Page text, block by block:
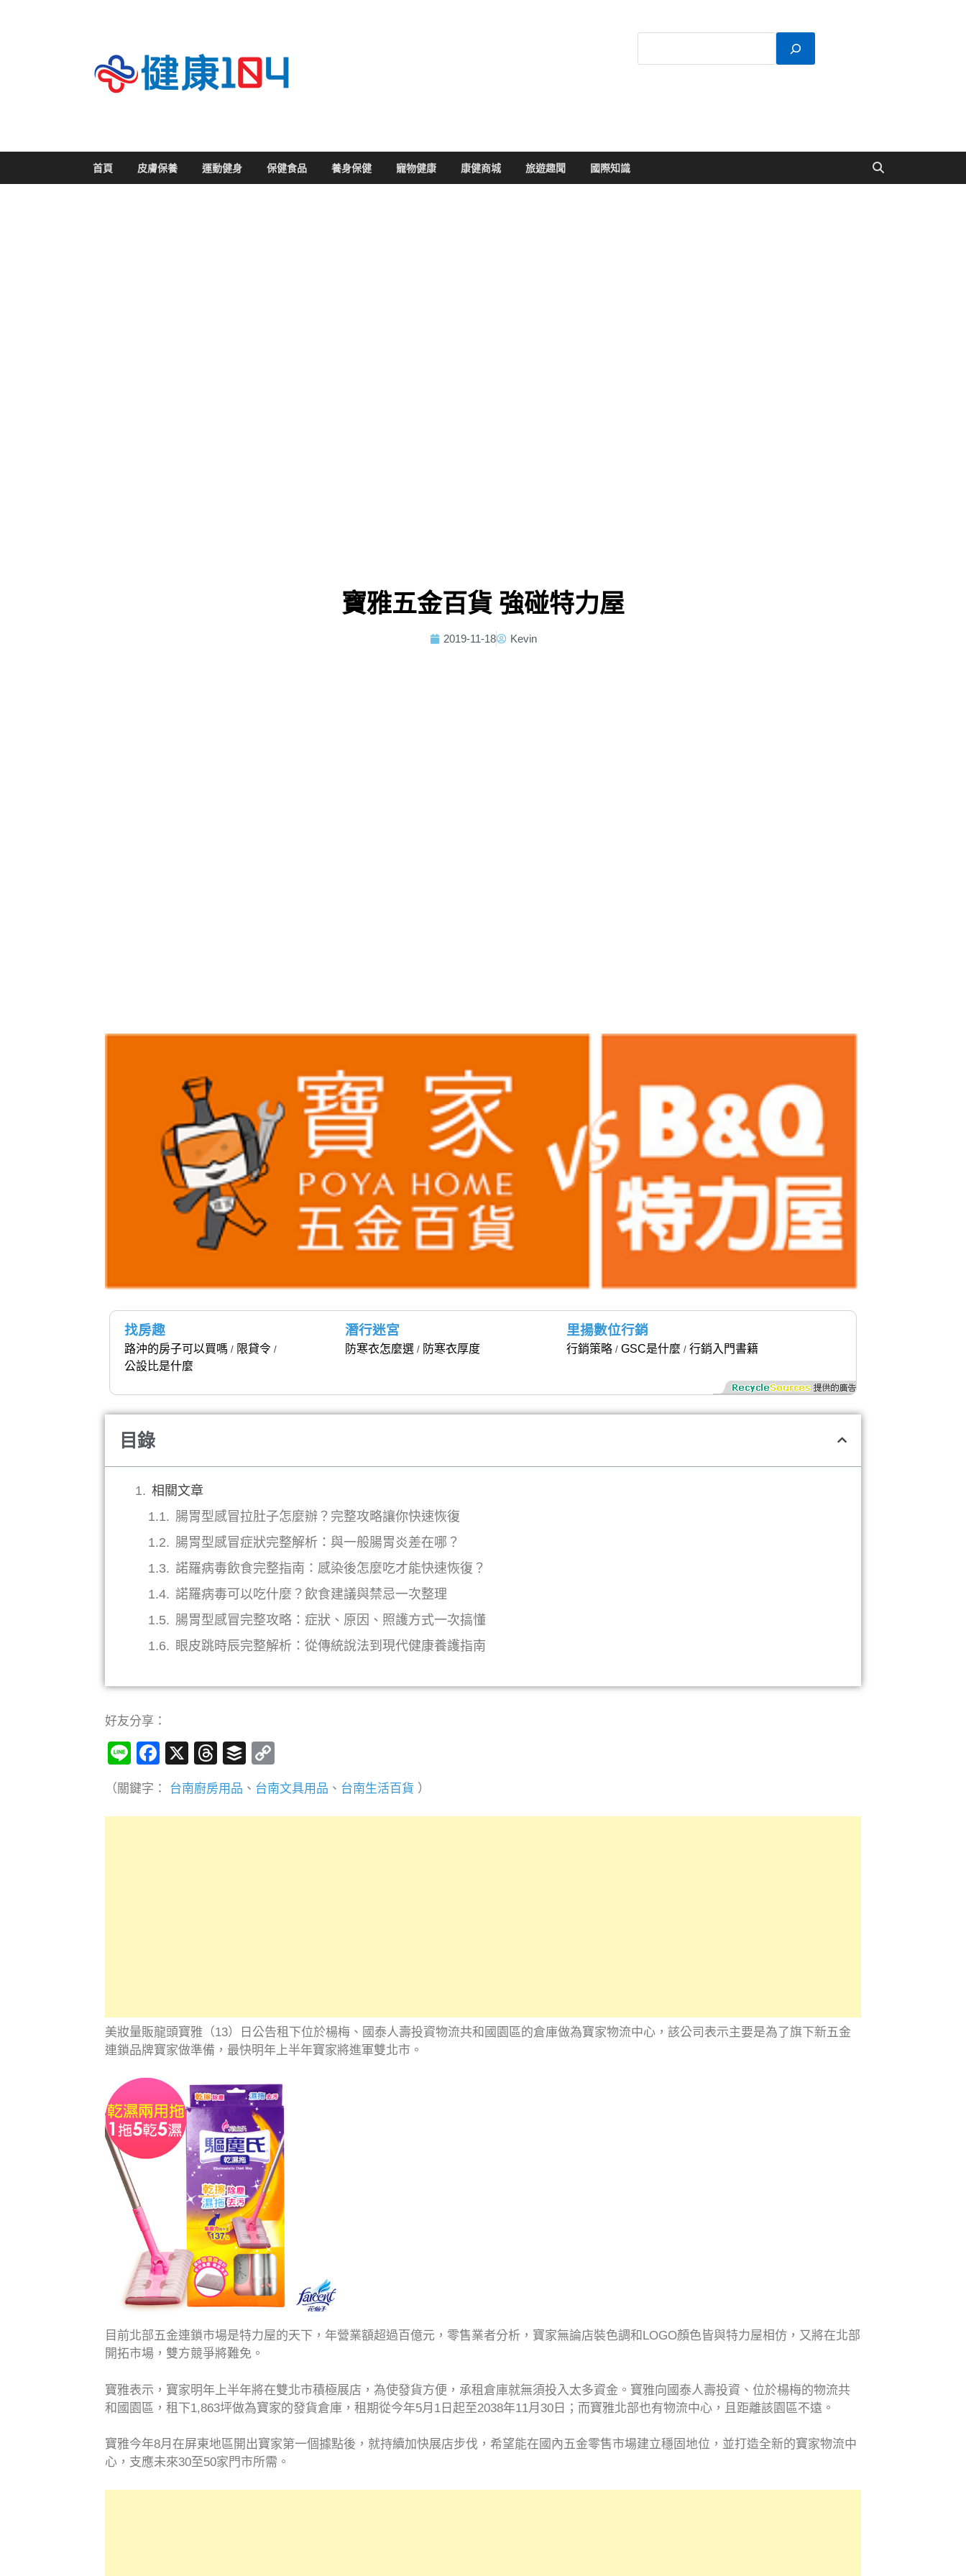
首頁 皮膚保養 運動健身 保健食品 養身保健 寵物健康 康健商城 旅遊趣聞 國際知識
寶雅五金百貨 強碰特力屋
2019-11-18 Kevin
找房趣
路沖的房子可以買嗎 / 限貸令 /
公設比是什麼
潛行迷宮
防寒衣怎麼選 / 防寒衣厚度
里揚數位行銷
行銷策略/ GSC是什麼 / 行銷入門書籍
目錄
相關文章
腸胃型感冒拉肚子怎麼辦？完整攻略讓你快速恢復
腸胃型感冒症狀完整解析：與一般腸胃炎差在哪？
諾羅病毒飲食完整指南：感染後怎麼吃才能快速恢復？
諾羅病毒可以吃什麼？飲食建議與禁忌一次整理
腸胃型感冒完整攻略：症狀、原因、照護方式一次搞懂
眼皮跳時辰完整解析：從傳統說法到現代健康養護指南
好友分享：
LineFacebook
X Threads
Buffer
Link
（關鍵字： 台南廚房用品 、 台南文具用品 、 台南生活百貨 ）
美妝量販龍頭寶雅（13）日公告租下位於楊梅、國泰人壽投資物流共和國園區的倉庫做為寶家物流中心，該公司表示主要是為了旗下新五金
連鎖品牌寶家做準備，最快明年上半年寶家將進軍雙北市。
目前北部五金連鎖市場是特力屋的天下，年營業額超過百億元，零售業者分析，寶家無論店裝色調和LOGO顏色皆與特力屋相仿，又將在北部
開拓市場，雙方競爭將難免。
寶雅表示，寶家明年上半年將在雙北市積極展店，為使發貨方便，承租倉庫就無須投入太多資金。寶雅向國泰人壽投資、位於楊梅的物流共
和國園區，租下1,863坪做為寶家的發貨倉庫，租期從今年5月1日起至2038年11月30日；而寶雅北部也有物流中心，且距離該園區不遠。
寶雅今年8月在屏東地區開出寶家第一個據點後，就持續加快展店步伐，希望能在國內五金零售市場建立穩固地位，並打造全新的寶家物流中
心，支應未來30至50家門市所需。